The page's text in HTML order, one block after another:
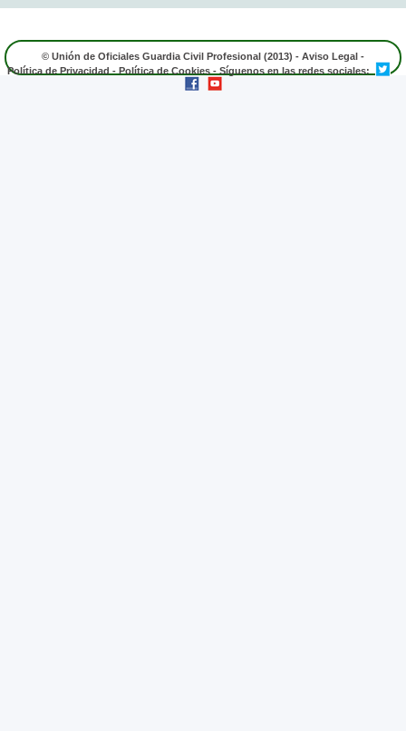
© Unión de Oficiales Guardia Civil Profesional (2013) - Aviso Legal -
Política de Privacidad - Política de Cookies - Síguenos en las redes sociales: